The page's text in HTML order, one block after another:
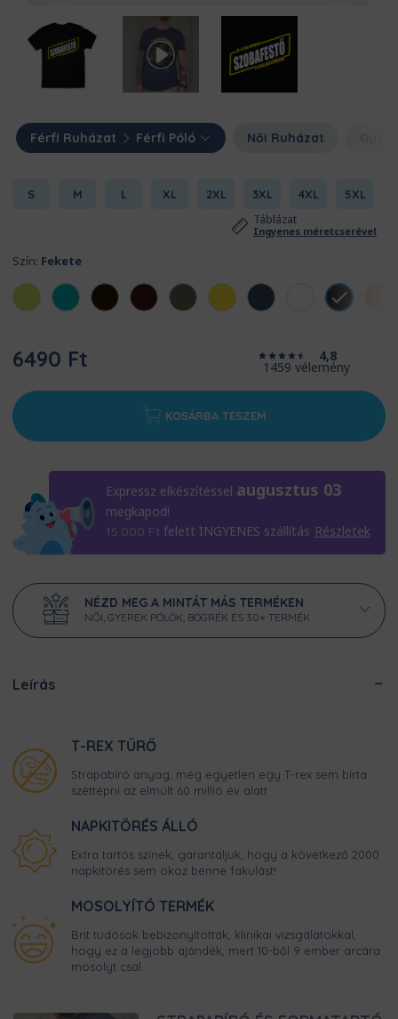
Férfi Ruházat Férfi Póló Női Ruházat
S M L XL 2XL 3XL 4XL 5XL
Táblázat
Ingyenes méretcserével
Szín: Fekete
6490 Ft 4,8
1459 vélemény
KOSÁRBA TESZEM
Expressz elkészítéssel augusztus 03
megkapod!
15.000 Ft felett INGYENES szállítás Részletek
NÉZD MEG A MINTÁT MÁS TERMÉKEN
NŐI, GYEREK PÓLÓK, BÖGRÉK ÉS 30+ TERMÉK
Leírás
T-REX TŰRŐ
Strapabíró anyag, még egyetlen egy T-rex sem bírta
széttépni az elmúlt 60 millió év alatt
NAPKITÖRÉS ÁLLÓ
Extra tartós színek, garantáljuk, hogy a következő 2000
napkitörés sem okoz benne fakulást!
MOSOLYÍTÓ TERMÉK
Brit tudósok bebizonyították, klinikai vizsgálatokkal,
hogy ez a legjobb ajándék, mert 10-ből 9 ember arcára
mosolyt csal.